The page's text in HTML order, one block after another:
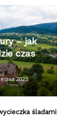
– jak
czas
2025
śladami